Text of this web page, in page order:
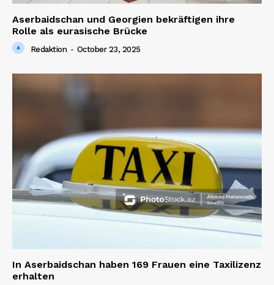
Aserbaidschan und Georgien bekräftigen ihre
Rolle als eurasische Brücke
Redaktion - October 23, 2025
In Aserbaidschan haben 169 Frauen eine Taxilizenz
erhalten